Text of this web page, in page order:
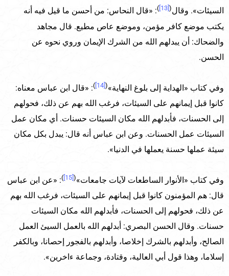
السيئات». وقال(
): «قال النحاس: من أحسن ما قيل فيه أنه
يكتب موضع كافر مؤمن، وموضع عاص مطيع. قال مجاهد
والضحاك: أن يبدلهم الله من الشرك الإيمان وروي نحوه عن
الحسن.
وفي كتاب «الهداية إلى بلوغ النهاية»(
[14]
): «قال ابن عباس معناه:
كانوا قبل إيمانهم على السيئات، فرغب الله بهم عن ذلك، فحولهم
إلى الحسنات، فأبدلهم الله مكان السيئات حسنات. أي مكان عمل
السيئات عمل الحسنات. وعن ابن عباس أنه قال: يبدل بكل مكان
سيئة عملها حسنة يعملها في الدنيا».
وفي كتاب «الأنوار الساطعات لآيات جامعات»(
): «عن ابن عباس
قال: هم المؤمنون كانوا قبل إيمانهم على السيئات، فرغب الله بهم
عن ذلك، فحولهم إلى الحسنات، فأبدلهم الله مكان السيئات
حسنات. وقال الحسن البصري: أبدلهم الله بالعمل السيئ العمل
الصالح، وأبدلهم بالشرك إخلاصا، وأبدلهم بالفجور إحصانا، وبالكفر
إسلاما، وهذا قول أبي العالية، وقتادة، وجماعة ءاخرين».